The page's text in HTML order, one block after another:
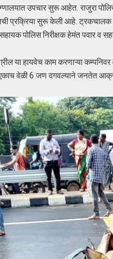
उपचार सुरू आहेत. राजुरा
प्रक्रिया सुरू केली आहे. ट्रकचालक
पोलिस निरीक्षक हेमंत पवार व
या हायवेच काम करणाऱ्या
वेळी 6 जण दगवल्याने जनतेत